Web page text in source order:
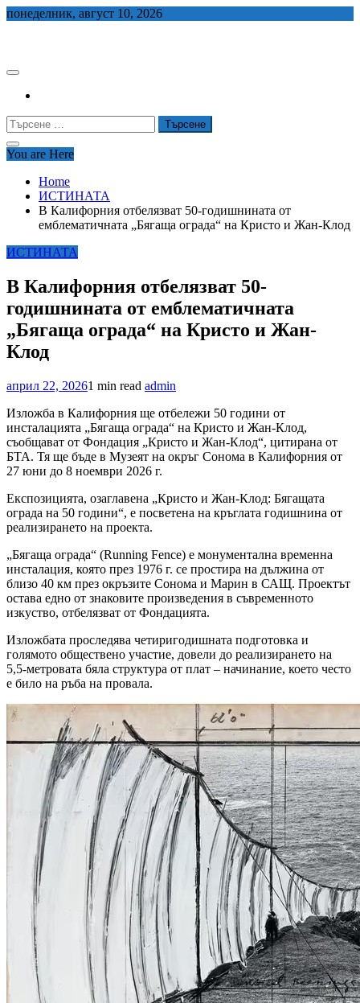
Skip
понеделник, август 10, 2026
Търсене
за:
You are Here
Home
ИСТИНАТА
В Калифорния отбелязват 50-годишнината от
емблематичната „Бягаща ограда“ на Кристо и Жан-Клод
ИСТИНАТА
В Калифорния отбелязват 50-
годишнината от емблематичната
„Бягаща ограда“ на Кристо и Жан-
Клод
април 22, 20261 min read admin
Изложба в Калифорния ще отбележи 50 години от
инсталацията „Бягаща ограда“ на Кристо и Жан-Клод,
съобщават от Фондация „Кристо и Жан-Клод“, цитирана от
БТА. Тя ще бъде в Музеят на окръг Сонома в Калифорния от
27 юни до 8 ноември 2026 г.
Експозицията, озаглавена „Кристо и Жан-Клод: Бягащата
ограда на 50 години“, е посветена на кръглата годишнина от
реализирането на проекта.
„Бягаща ограда“ (Running Fence) е монументална временна
инсталация, която през 1976 г. се простира на дължина от
близо 40 км през окръзите Сонома и Марин в САЩ. Проектът
остава едно от знаковите произведения в съвременното
изкуство, отбелязват от Фондацията.
Изложбата проследява четиригодишната подготовка и
голямото обществено участие, довели до реализирането на
5,5-метровата бяла структура от плат – начинание, което често
е било на ръба на провала.